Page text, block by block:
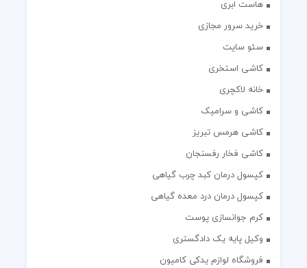
هاست ابری
خرید سرور مجازی
سئو سایت
کاشی استخری
خانه لاکچری
کاشی و سرامیک
کاشی هرمس تبریز
کاشی فخار رفسنجان
کپسول درمان کبد چرب گیاهی
کپسول درمان درد معده گیاهی
کرم جوانسازی پوست
وکیل پایه یک دادگستری
فروشگاه لوازم یدکی کامیون